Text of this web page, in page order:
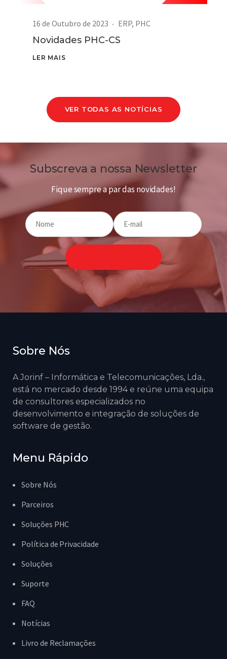
16 de Outubro de 2023 ERP, PHC
Novidades PHC-CS
LER MAIS
VER TODAS AS NOTÍCIAS
Subscreva a nossa Newsletter
Fique sempre a par das novidades!
Sobre Nós
A Jorinf – Informática e Telecomunicações, Lda.,
está no mercado desde 1994 e reúne uma equipa
de consultores especializados no
desenvolvimento e integração de soluções de
software de gestão.
Menu Rápido
Sobre Nós
Parceiros
Soluções PHC
Política de Privacidade
Soluções
Suporte
FAQ
Notícias
Livro de Reclamações